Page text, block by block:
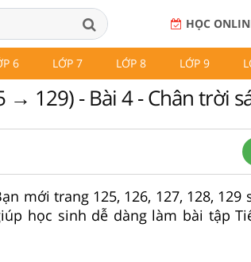
HỌC
6 LỚP 7 LỚP 8 LỚP 9
129) - Bài 4 - Chân trời
mới trang 125, 126, 127, 128, 129
học sinh dễ dàng làm bài tập